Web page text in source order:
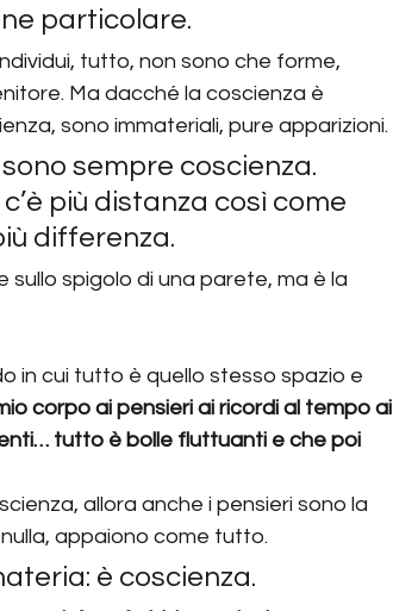
particolare.
tutto, non sono che forme,
Ma dacché la coscienza è
sono immateriali, pure apparizioni.
sempre coscienza.
più distanza così come
differenza.
spigolo di una parete, ma è la
in cui tutto è quello stesso spazio e
corpo ai pensieri ai ricordi al tempo ai
tutto è bolle fluttuanti e che poi
allora anche i pensieri sono la
appaiono come tutto.
è coscienza.